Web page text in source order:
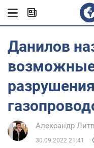
Данилов
Александр
30.09.2022 21:41